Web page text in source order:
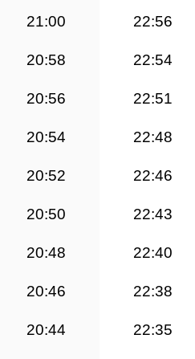
21:00 22:56
20:58 22:54
20:56 22:51
20:54 22:48
20:52 22:46
20:50 22:43
20:48 22:40
20:46 22:38
20:44 22:35